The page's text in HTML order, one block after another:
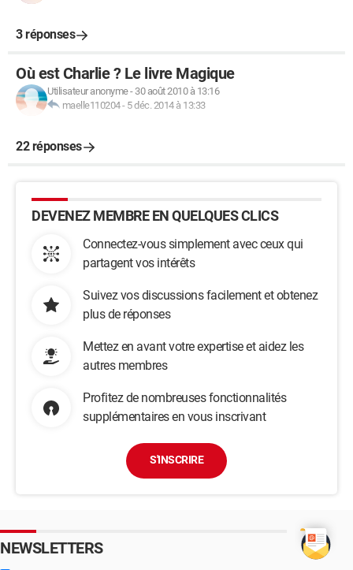
3 réponses
Où est Charlie ? Le livre Magique
Utilisateur anonyme- 30 août 2010 à 13:16
maelle110204- 5 déc. 2014 à 13:33
22 réponses
DEVENEZ MEMBRE EN QUELQUES CLICS
Connectez-vous simplement avec ceux qui
partagent vos intérêts
Suivez vos discussions facilement et obtenez
plus de réponses
Mettez en avant votre expertise et aidez les
autres membres
Profitez de nombreuses fonctionnalités
supplémentaires en vous inscrivant
S'INSCRIRE
NEWSLETTERS